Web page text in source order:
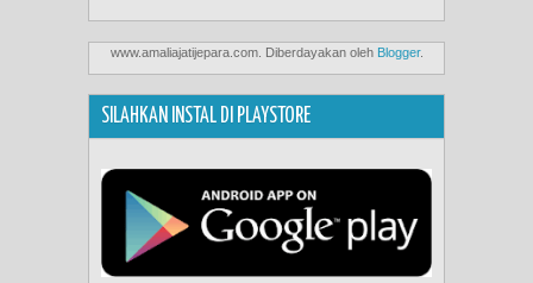
www.amaliajatijepara.com. Diberdayakan oleh Blogger.
SILAHKAN INSTAL DI PLAYSTORE